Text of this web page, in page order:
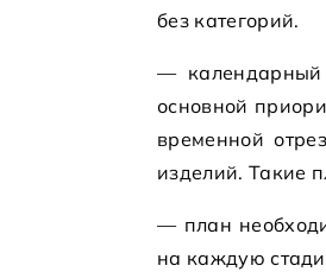
без категорий.
— календарный
основной
временной
изделий. Такие
— план
на каждую